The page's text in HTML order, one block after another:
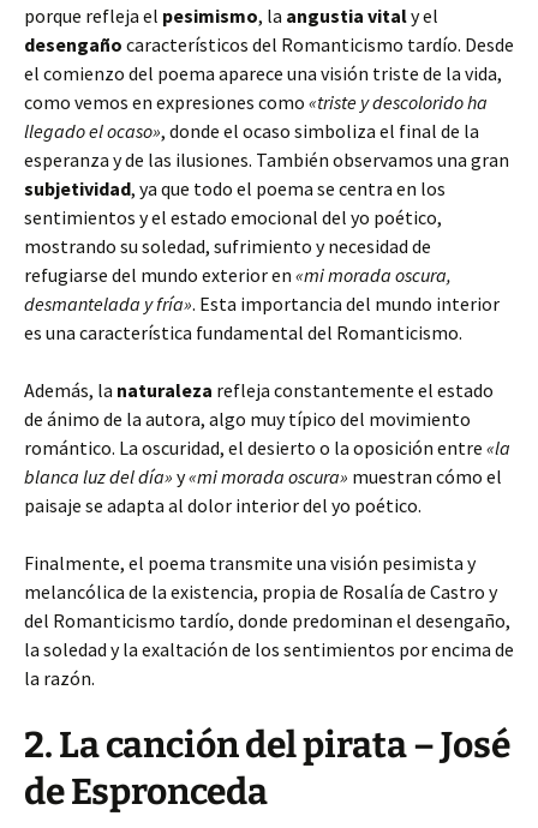
porque refleja el pesimismo, la angustia vitaly el
desengaño característicos del Romanticismo tardío. Desde
el comienzo del poema aparece una visión triste de la vida,
como vemos en expresiones como «triste y descolorido ha
llegado el ocaso», donde el ocaso simboliza el final de la
esperanza y de las ilusiones. También observamos una gran
subjetividad, ya que todo el poema se centra en los
sentimientos y el estado emocional del yo poético,
mostrando su soledad, sufrimiento y necesidad de
refugiarse del mundo exterior en «mi morada oscura,
desmantelada y fría». Esta importancia del mundo interior
es una característica fundamental del Romanticismo.
Además, la naturaleza refleja constantemente el estado
de ánimo de la autora, algo muy típico del movimiento
romántico. La oscuridad, el desierto o la oposición entre «la
blanca luz del día» y«mi morada oscura» muestran cómo el
paisaje se adapta al dolor interior del yo poético.
Finalmente, el poema transmite una visión pesimista y
melancólica de la existencia, propia de Rosalía de Castro y
del Romanticismo tardío, donde predominan el desengaño,
la soledad y la exaltación de los sentimientos por encima de
la razón.
2. La canción del pirata – José
de Espronceda